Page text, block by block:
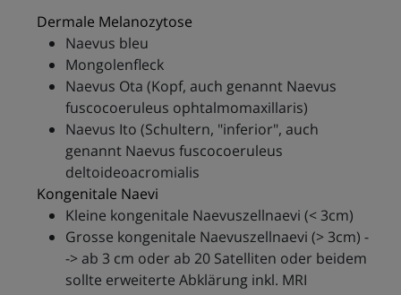
Dermale Melanozytose
Naevus bleu
Mongolenfleck
Naevus Ota (Kopf, auch genannt Naevus
fuscocoeruleus ophtalmomaxillaris)
Naevus Ito (Schultern, "inferior", auch
genannt Naevus fuscocoeruleus
deltoideoacromialis
Kongenitale Naevi
Kleine kongenitale Naevuszellnaevi (< 3cm)
Grosse kongenitale Naevuszellnaevi (> 3cm) -
-> ab 3 cm oder ab 20 Satelliten oder beidem
sollte erweiterte Abklärung inkl. MRI